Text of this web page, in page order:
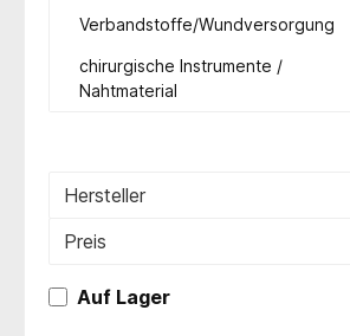
Verbandstoffe/Wundversorgung
chirurgische Instrumente /
Nahtmaterial
Hersteller
Preis
Auf Lager